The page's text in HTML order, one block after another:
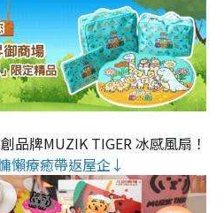
品牌MUZIK TIGER 冰感風扇！
懶療癒帶返屋企↓